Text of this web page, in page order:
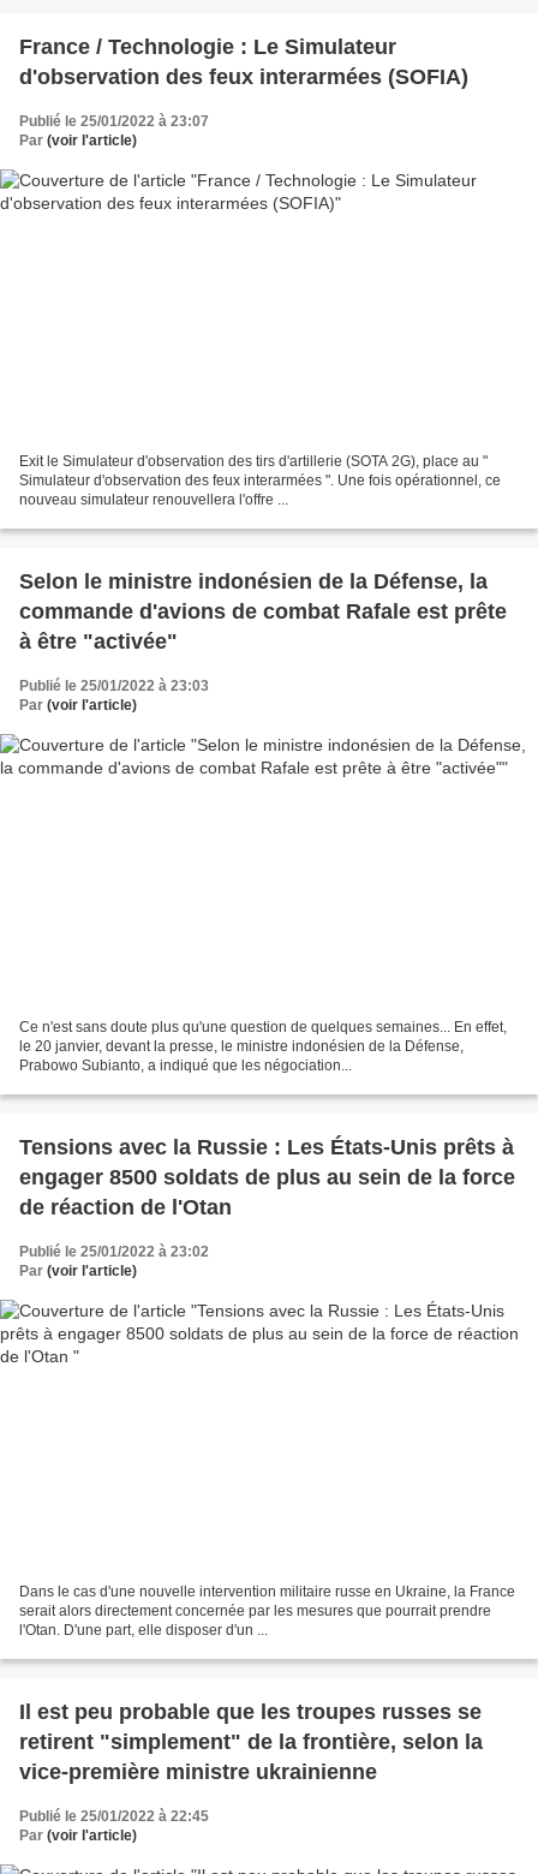
France / Technologie : Le Simulateur
d'observation des feux interarmées (SOFIA)
Publié le 25/01/2022 à 23:07
Par (voir l'article)
Exit le Simulateur d'observation des tirs d'artillerie (SOTA 2G), place au "
Simulateur d'observation des feux interarmées ". Une fois opérationnel, ce
nouveau simulateur renouvellera l'offre ...
Selon le ministre indonésien de la Défense, la
commande d'avions de combat Rafale est prête
à être "activée"
Publié le 25/01/2022 à 23:03
Par (voir l'article)
Ce n'est sans doute plus qu'une question de quelques semaines... En effet,
le 20 janvier, devant la presse, le ministre indonésien de la Défense,
Prabowo Subianto, a indiqué que les négociation...
Tensions avec la Russie : Les États-Unis prêts à
engager 8500 soldats de plus au sein de la force
de réaction de l'Otan
Publié le 25/01/2022 à 23:02
Par (voir l'article)
Dans le cas d'une nouvelle intervention militaire russe en Ukraine, la France
serait alors directement concernée par les mesures que pourrait prendre
l'Otan. D'une part, elle disposer d'un ...
Il est peu probable que les troupes russes se
retirent "simplement" de la frontière, selon la
vice-première ministre ukrainienne
Publié le 25/01/2022 à 22:45
Par (voir l'article)